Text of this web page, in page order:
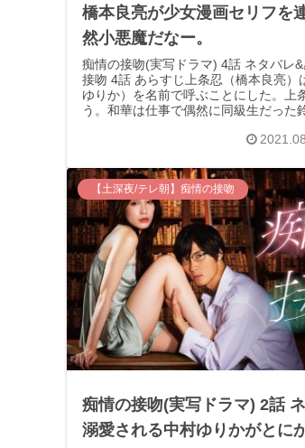
橋本良亮が少女漫画セリフを
然小悪魔だなー。
痴情の接吻(実写ドラマ) 4話 ネタバレ
接吻 4話 あらすじ上条忍（橋本良亮）
ゆりか）を名前で呼ぶことにした。上
う。和華は仕事で偶然に同級生だった
【土深夜/テレ朝】痴情の接吻
痴情の接吻(実写ドラマ) 2話
溺愛される中村ゆりかがとに